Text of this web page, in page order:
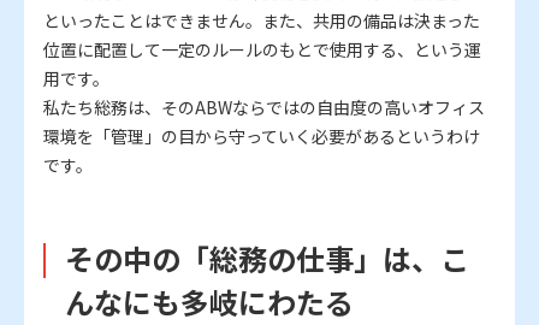
といったことはできません。また、共用の備品は決まった
位置に配置して一定のルールのもとで使用する、という運
用です。
私たち総務は、そのABWならではの自由度の高いオフィス
環境を「管理」の目から守っていく必要があるというわけ
です。
その中の「総務の仕事」は、こ
んなにも多岐にわたる